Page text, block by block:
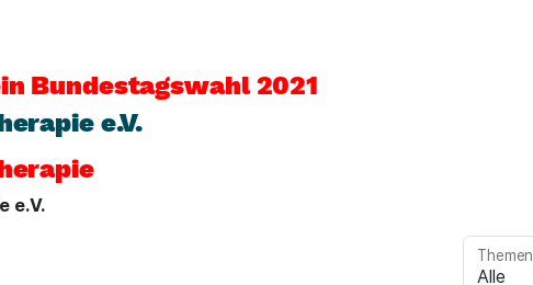
Bundestagswahl 2021
e.V.
e.V.
Themen